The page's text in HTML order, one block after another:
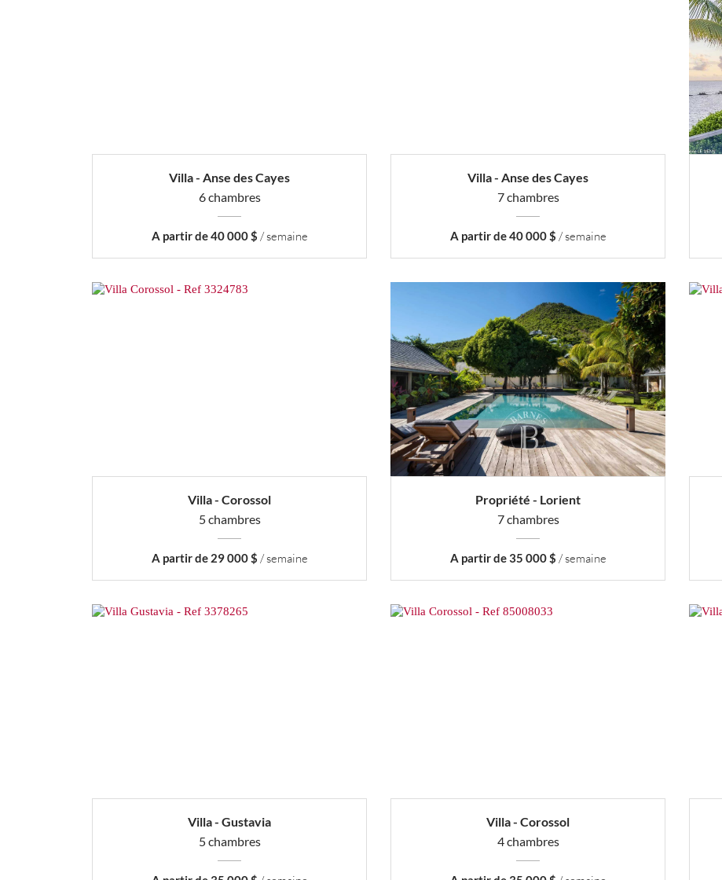
Villa - Anse des Cayes
6 chambres
A partir de 40 000 $ / semaine
Villa - Anse des Cayes
7 chambres
A partir de 40 000 $ / semaine
Villa - Corossol
5 chambres
A partir de 29 000 $ / semaine
Propriété - Lorient
7 chambres
A partir de 35 000 $ / semaine
Villa - Gustavia
5 chambres
Villa - Corossol
4 chambres